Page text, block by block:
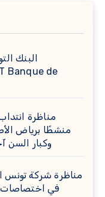
البنك
منشطًا برياض
وكبار السن آخر
في اختصاصات